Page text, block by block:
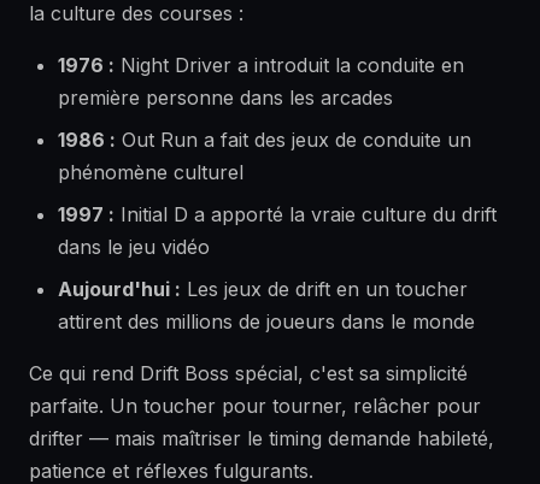
la culture des courses :
1976 : Night Driver a introduit la conduite en
première personne dans les arcades
1986 : Out Run a fait des jeux de conduite un
phénomène culturel
1997 : Initial D a apporté la vraie culture du drift
dans le jeu vidéo
Aujourd'hui : Les jeux de drift en un toucher
attirent des millions de joueurs dans le monde
Ce qui rend Drift Boss spécial, c'est sa simplicité
parfaite. Un toucher pour tourner, relâcher pour
drifter — mais maîtriser le timing demande habileté,
patience et réflexes fulgurants.